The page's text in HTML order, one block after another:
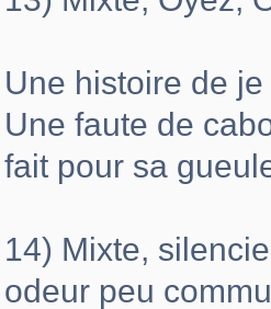
Une histoire de
Une faute de
fait pour sa
14) Mixte,
odeur peu